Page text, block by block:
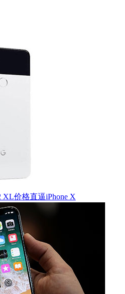
XL价格直逼iPhone X